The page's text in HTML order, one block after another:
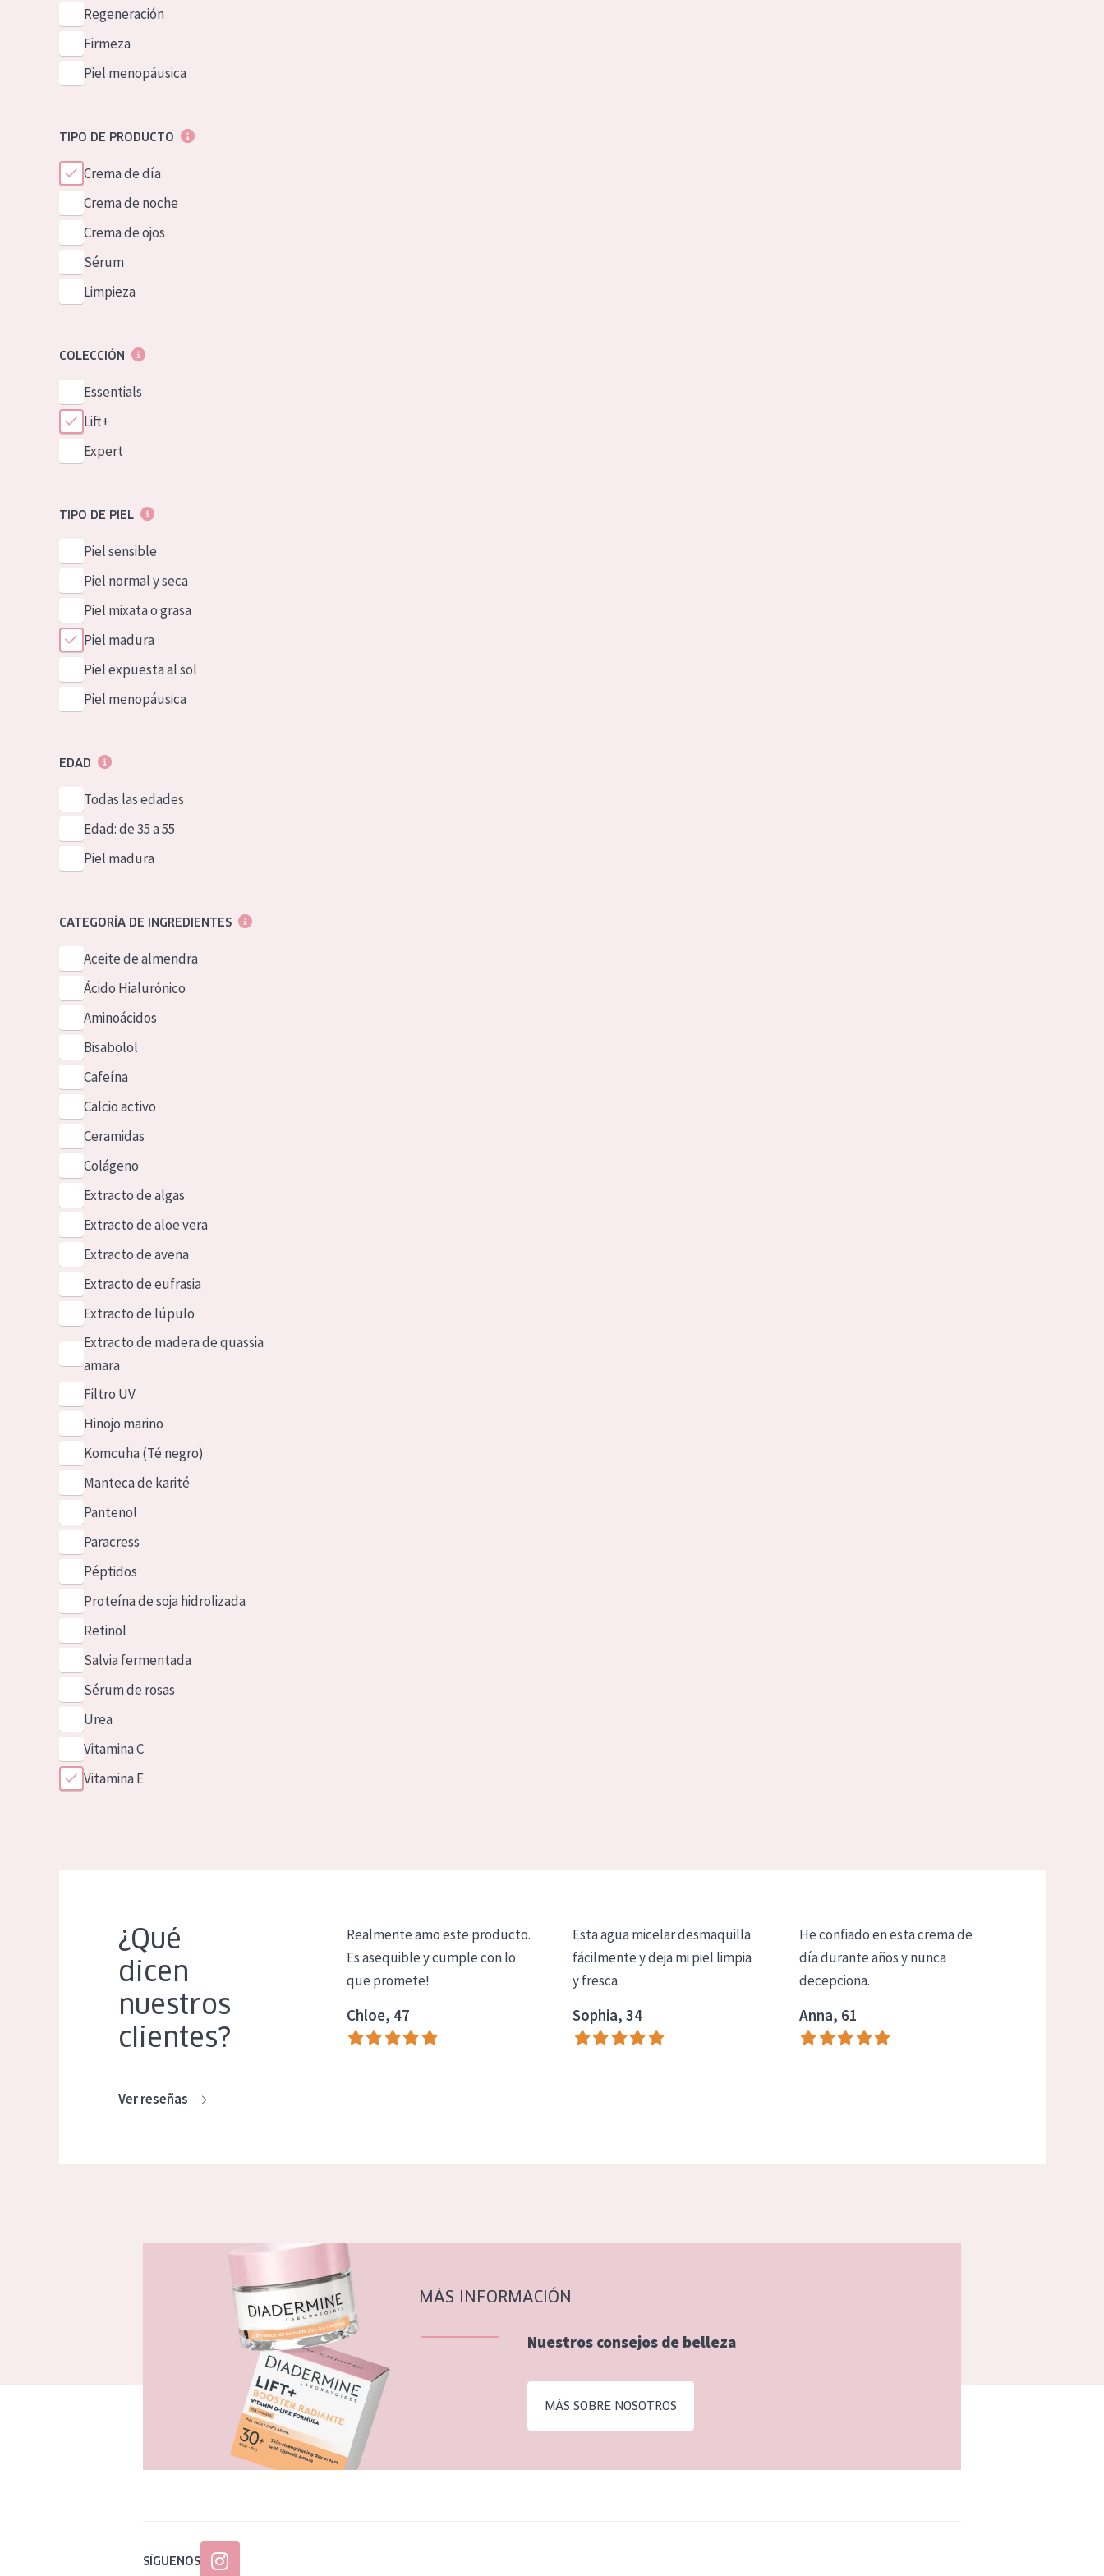
German
Spanish
Greek
Regeneración
Firmeza
Piel menopáusica
TIPO DE PRODUCTO
Crema de día
Crema de noche
Crema de ojos
Sérum
Limpieza
COLECCIÓN
Essentials
Lift+
Expert
TIPO DE PIEL
Piel sensible
Piel normal y seca
Piel mixata o grasa
Piel madura
Piel expuesta al sol
Piel menopáusica
EDAD
Todas las edades
Edad: de 35 a 55
Piel madura
CATEGORÍA DE INGREDIENTES
Aceite de almendra
Ácido Hialurónico
Aminoácidos
Bisabolol
Cafeína
Calcio activo
Ceramidas
Colágeno
Extracto de algas
Extracto de aloe vera
Extracto de avena
Extracto de eufrasia
Extracto de lúpulo
Extracto de madera de quassia
amara
Filtro UV
Hinojo marino
Komcuha (Té negro)
Manteca de karité
Pantenol
Paracress
Péptidos
Proteína de soja hidrolizada
Retinol
Salvia fermentada
Sérum de rosas
Urea
Vitamina C
Vitamina E
¿Qué
dicen
nuestros
clientes?
Ver reseñas
Realmente amo este producto.
Es asequible y cumple con lo
que promete!
Chloe, 47
Esta agua micelar desmaquilla
fácilmente y deja mi piel limpia
y fresca.
Sophia, 34
He confiado en esta crema de
día durante años y nunca
decepciona.
Anna, 61
MÁS INFORMACIÓN
Nuestros consejos de belleza
MÁS SOBRE NOSOTROS
SÍGUENOS